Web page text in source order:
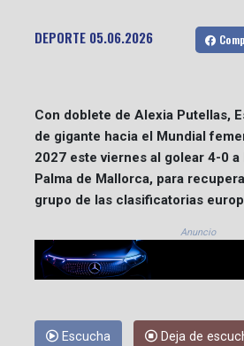
DEPORTE 05.06.2026
Con doblete de Alexia Putellas,
de gigante hacia el Mundial
2027 este viernes al golear 4-0 a
Palma de Mallorca, para
grupo de las clasificatorias
Anuncio
Escucha Deja de